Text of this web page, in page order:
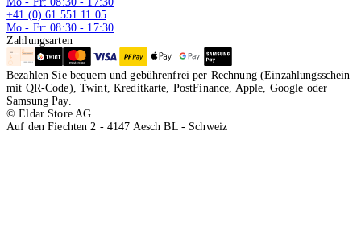
+41 (0) 61 551 11 05
Mo - Fr: 08:30 - 17:30
Zahlungsarten
Bezahlen Sie bequem und gebührenfrei per Rechnung (Einzahlungsschein
mit QR-Code), Twint, Kreditkarte, PostFinance, Apple, Google oder
Samsung Pay.
© Eldar Store AG
Auf den Fiechten 2 - 4147 Aesch BL - Schweiz